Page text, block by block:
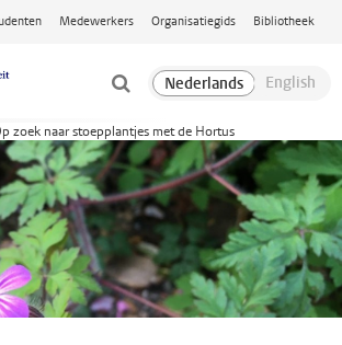
Medewerkers Organisatiegids Bibliotheek
zoek naar stoepplantjes met de Hortus